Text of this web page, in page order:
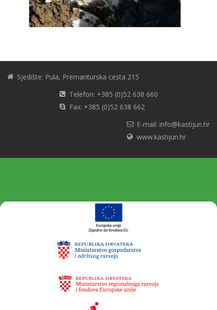
Sjedište: Pula, Premanturska cesta 215
Telefon: +385 (0)52 638 660
Fax: +385 (0)52 638 662
E-mail: info@kastijun.hr
www.kastijun.hr